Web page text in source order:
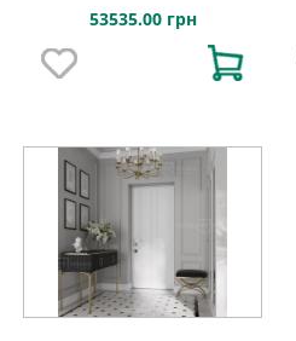
53535.00 грн